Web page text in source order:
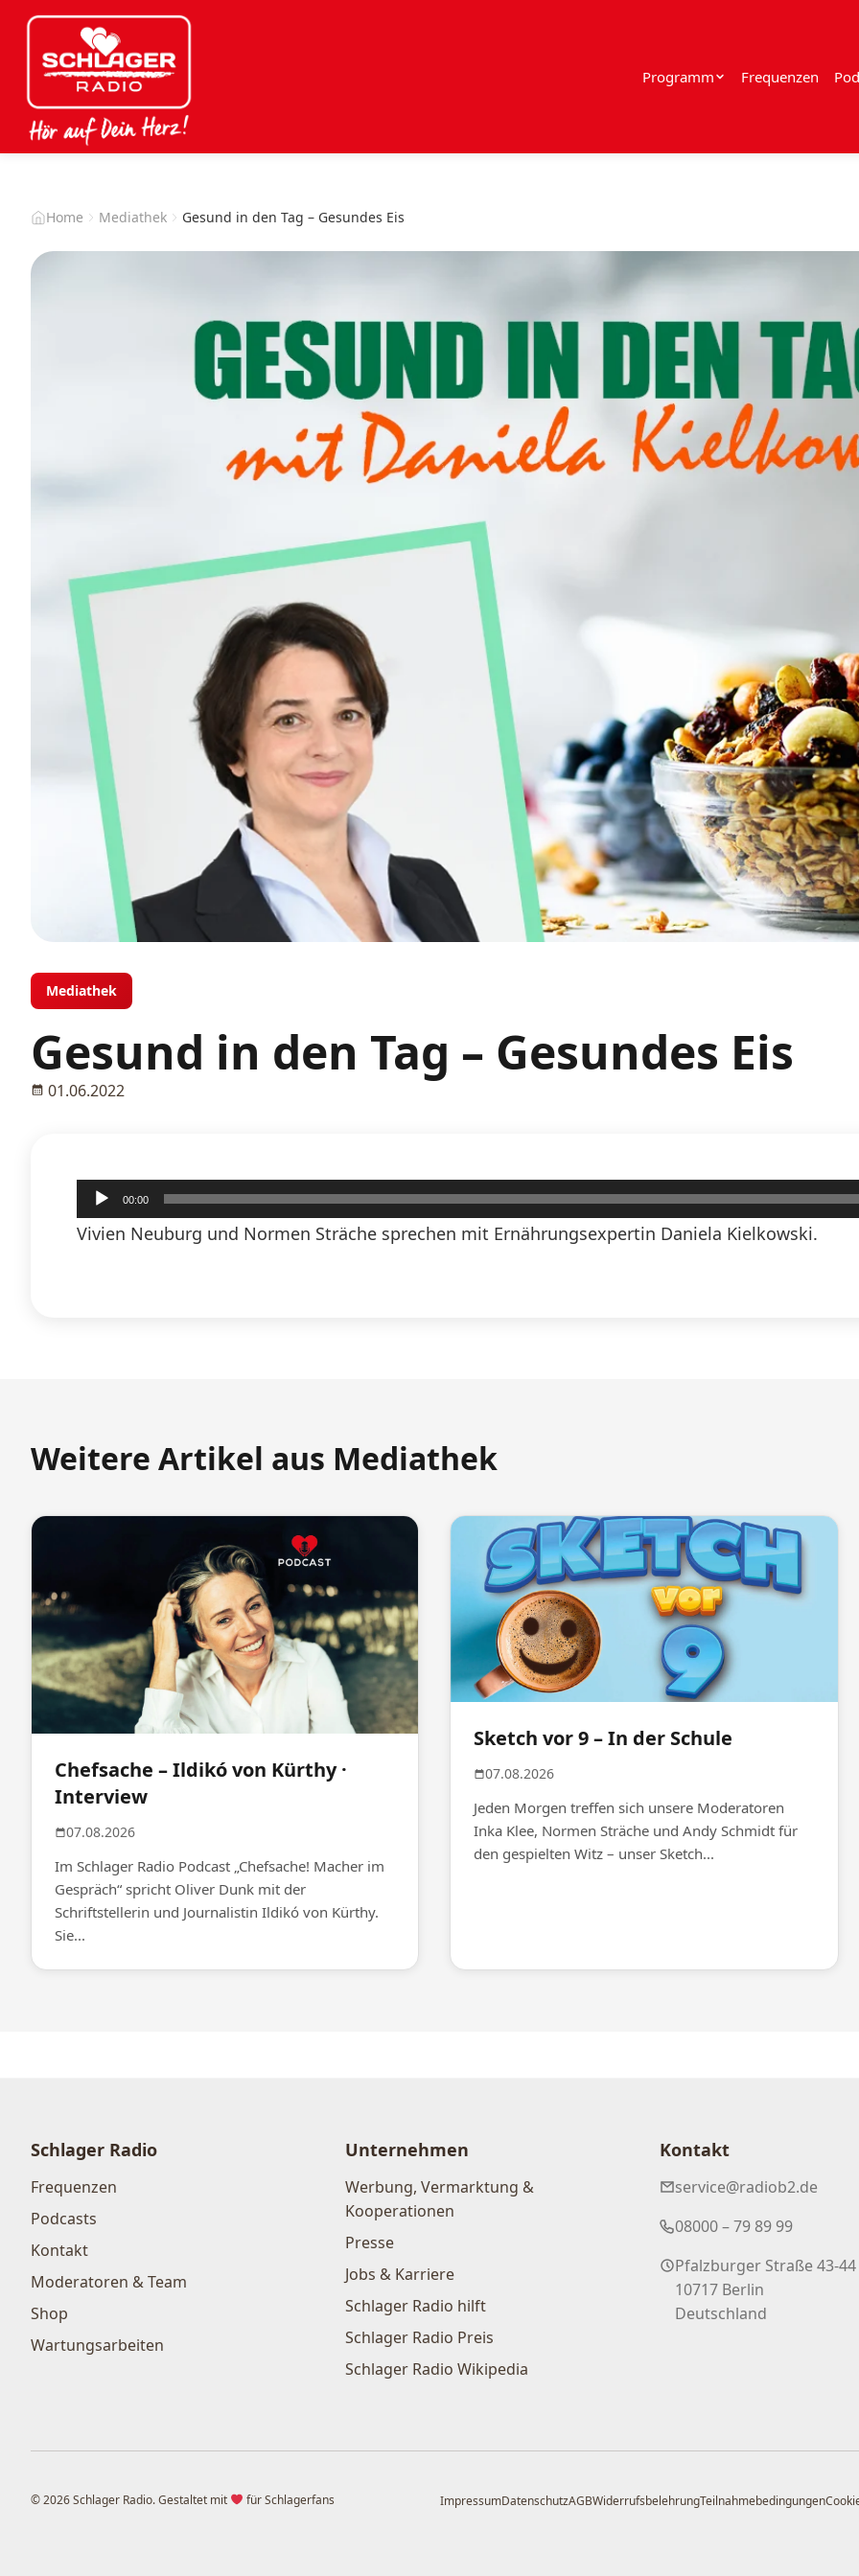
Programm Frequenzen
Home Mediathek Gesund in den Tag – Gesundes Eis
Mediathek
Gesund in den Tag – Gesundes Eis
01.06.2022
Audio-
Player
00:00
Vivien Neuburg und Normen Sträche sprechen mit Ernährungsexpertin Daniela Kielkowski.
Weitere Artikel aus Mediathek
Chefsache – Ildikó von Kürthy ·
Interview
07.08.2026
Im Schlager Radio Podcast „Chefsache! Macher im
Gespräch“ spricht Oliver Dunk mit der
Schriftstellerin und Journalistin Ildikó von Kürthy.
Sie...
Sketch vor 9 – In der Schule
07.08.2026
Jeden Morgen treffen sich unsere Moderatoren
Inka Klee, Normen Sträche und Andy Schmidt für
den gespielten Witz – unser Sketch...
Schlager Radio
Frequenzen
Podcasts
Kontakt
Moderatoren & Team
Shop
Wartungsarbeiten
Unternehmen
Werbung, Vermarktung &
Kooperationen
Presse
Jobs & Karriere
Schlager Radio hilft
Schlager Radio Preis
Schlager Radio Wikipedia
Kontakt
service@radiob2.de
08000 – 79 89 99
Pfalzburger Straße 43-44
10717 Berlin
Deutschland
© 2026 Schlager Radio. Gestaltet mit für Schlagerfans ImpressumDatenschutzAGBWiderrufsbelehrungTeilnahmebedingungen